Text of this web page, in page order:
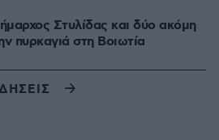
Στυλίδας και δύο ακόμη
πυρκαγιά στη Βοιωτία